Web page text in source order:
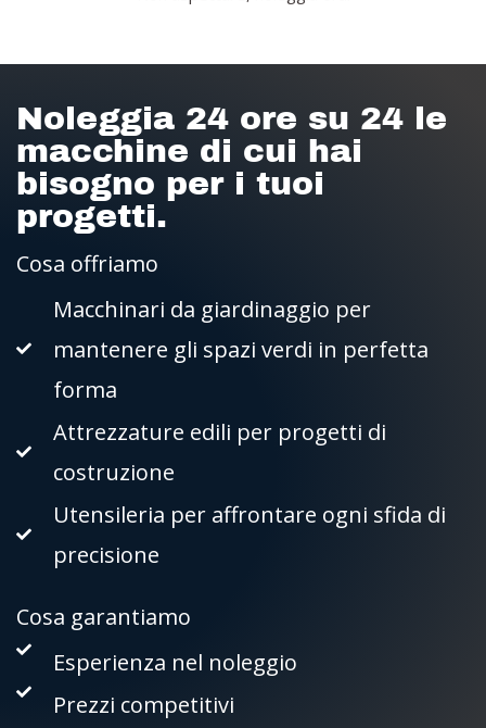
Noleggia 24 ore su 24 le
macchine di cui hai
bisogno per i tuoi
progetti.
Cosa offriamo
Macchinari da giardinaggio per
mantenere gli spazi verdi in perfetta
forma
Attrezzature edili per progetti di
costruzione
Utensileria per affrontare ogni sfida di
precisione
Cosa garantiamo
Esperienza nel noleggio
Prezzi competitivi